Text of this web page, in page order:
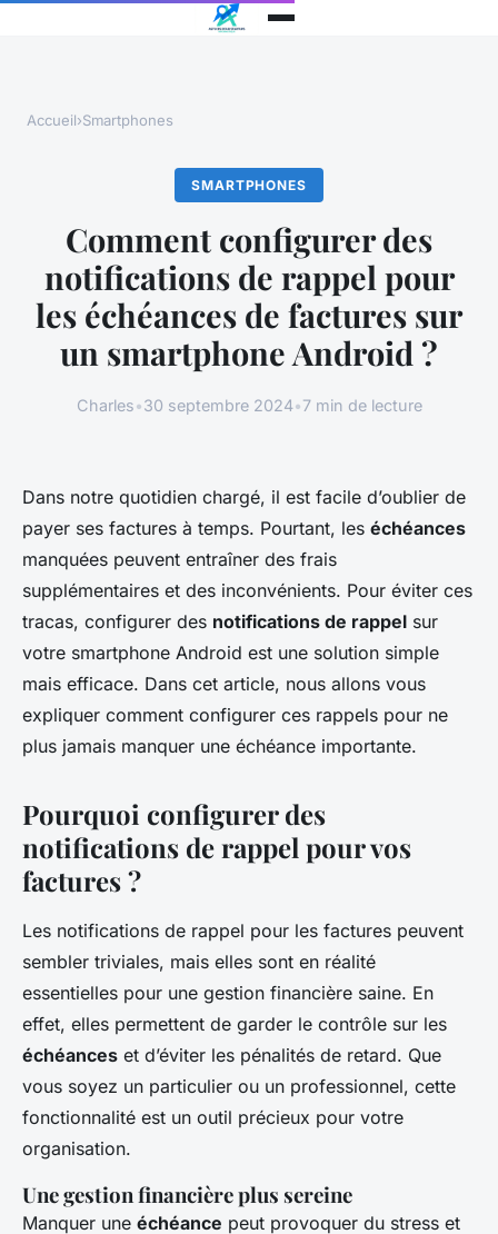
Accueil›Smartphones
SMARTPHONES
Comment configurer des
notifications de rappel pour
les échéances de factures sur
un smartphone Android ?
Charles•30 septembre 2024•7 min de lecture
Dans notre quotidien chargé, il est facile d’oublier de
payer ses factures à temps. Pourtant, les échéances
manquées peuvent entraîner des frais
supplémentaires et des inconvénients. Pour éviter ces
tracas, configurer des notifications de rappel sur
votre smartphone Android est une solution simple
mais efficace. Dans cet article, nous allons vous
expliquer comment configurer ces rappels pour ne
plus jamais manquer une échéance importante.
Pourquoi configurer des
notifications de rappel pour vos
factures ?
Les notifications de rappel pour les factures peuvent
sembler triviales, mais elles sont en réalité
essentielles pour une gestion financière saine. En
effet, elles permettent de garder le contrôle sur les
échéances et d’éviter les pénalités de retard. Que
vous soyez un particulier ou un professionnel, cette
fonctionnalité est un outil précieux pour votre
organisation.
Une gestion financière plus sereine
Manquer une échéance peut provoquer du stress et